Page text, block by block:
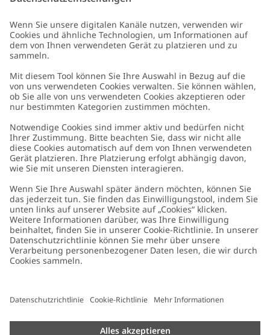
Schicken
Kundenservice
Kontaktieren Sie uns
FAQ
Barrierefreiheit
Datenschutzrichtlinie
Cookie-Richtlinie
Größenratgeber
Über uns
Über Newbie
Nachhaltigkeit
Impressum
Presse
Germany Standort ändern
Cookies